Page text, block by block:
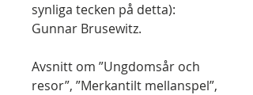
synliga tecken på detta):
Gunnar Brusewitz.
Avsnitt om ”Ungdomsår och
resor”, ”Merkantilt mellanspel”,